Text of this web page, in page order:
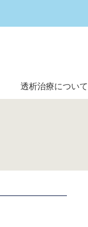
透析治療について